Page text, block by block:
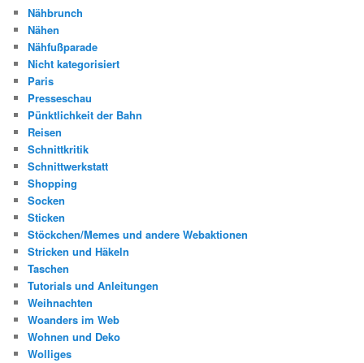
Nähbrunch
Nähen
Nähfußparade
Nicht kategorisiert
Paris
Presseschau
Pünktlichkeit der Bahn
Reisen
Schnittkritik
Schnittwerkstatt
Shopping
Socken
Sticken
Stöckchen/Memes und andere Webaktionen
Stricken und Häkeln
Taschen
Tutorials und Anleitungen
Weihnachten
Woanders im Web
Wohnen und Deko
Wolliges